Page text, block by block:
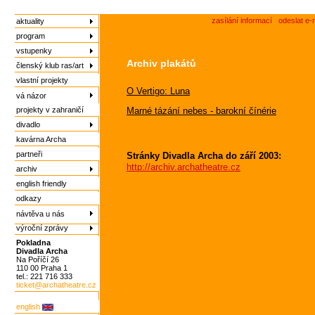
aktuality
program
vstupenky
členský klub ras/art
vlastní projekty
vá názor
projekty v zahraničí
divadlo
kavárna Archa
partneři
archiv
english friendly
odkazy
návtěva u nás
výroční zprávy
Pokladna
Divadla Archa
Na Poříčí 26
110 00 Praha 1
tel.: 221 716 333
ticket@archatheatre.cz
english
zasílání informací odeslat e-
Archiv plakátů
O Vertigo: Luna
Marné tázání nebes - barokní čínérie
Stránky Divadla Archa do září 2003:
http://archiv.archatheatre.cz